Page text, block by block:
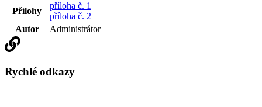
Přílohy
příloha č. 1
příloha č. 2
Autor
Administrátor
Rychlé odkazy